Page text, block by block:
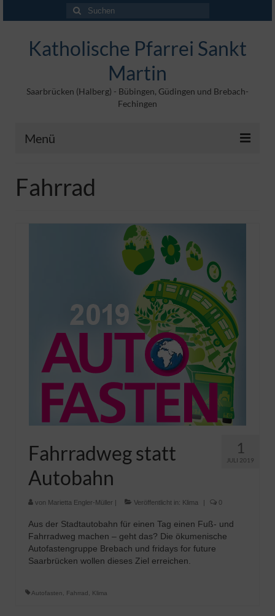
Suchen
nach:
Katholische Pfarrei Sankt
Martin
Saarbrücken (Halberg) - Bübingen, Güdingen und Brebach-
Fechingen
Menü
Veröffentlichungen
Kontakt
Fahrrad
1
JULI 2019
Fahrradweg statt
Autobahn
von Marietta Engler-Müller | Veröffentlicht in: Klima | 0
Aus der Stadtautobahn für einen Tag einen Fuß- und
Fahrradweg machen – geht das? Die ökumenische
Autofastengruppe Brebach und fridays for future
Saarbrücken wollen dieses Ziel erreichen.
Autofasten Fahrrad Klima